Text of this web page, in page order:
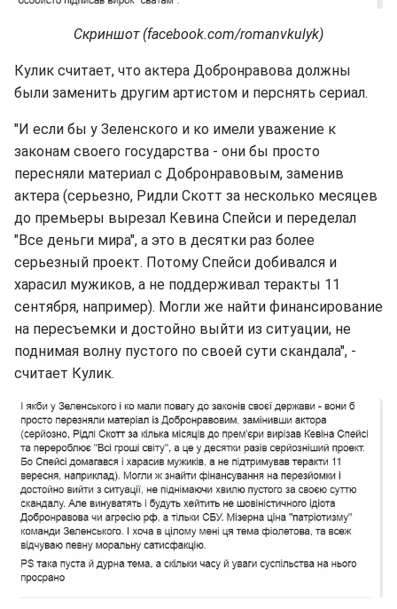
Скриншот (facebook.com/romanvkulyk)
Кулик считает, что актера Добронравова должны
были заменить другим артистом и перснять сериал.
"И если бы у Зеленского и ко имели уважение к
законам своего государства - они бы просто
пересняли материал с Добронравовым, заменив
актера (серьезно, Ридли Скотт за несколько месяцев
до премьеры вырезал Кевина Спейси и переделал
"Все деньги мира", а это в десятки раз более
серьезный проект. Потому Спейси добивался и
харасил мужиков, а не поддерживал теракты 11
сентября, например). Могли же найти финансирование
на пересъемки и достойно выйти из ситуации, не
поднимая волну пустого по своей сути скандала", -
считает Кулик.